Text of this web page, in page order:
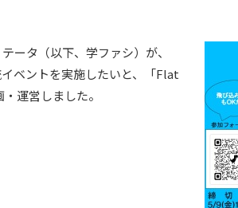
ータ（以下、学ファシ）が、
ベントを実施したいと、「Flat
運営しました。